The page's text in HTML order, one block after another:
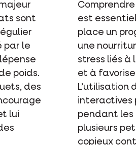
sont
par le
poids.
des
lui
est
place un
une
stress liés à
et à
L’utilisation
interactives
pendant les
plusieurs
copieux